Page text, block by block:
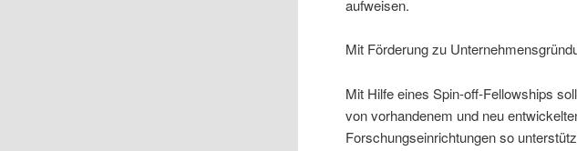
aufweisen.
Mit Förderung zu
Mit Hilfe eines Spin-off-Fellowships
von vorhandenem und neu
Forschungseinrichtungen so